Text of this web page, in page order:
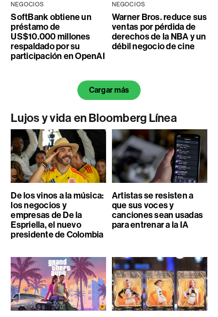
NEGOCIOS
SoftBank obtiene un
préstamo de
US$10.000 millones
respaldado por su
participación en OpenAI
NEGOCIOS
Warner Bros. reduce sus
ventas por pérdida de
derechos de la NBA y un
débil negocio de cine
Cargar más
Lujos y vida en Bloomberg Línea
De los vinos a la música:
los negocios y
empresas de De la
Espriella, el nuevo
presidente de Colombia
Artistas se resisten a
que sus voces y
canciones sean usadas
para entrenar a la IA